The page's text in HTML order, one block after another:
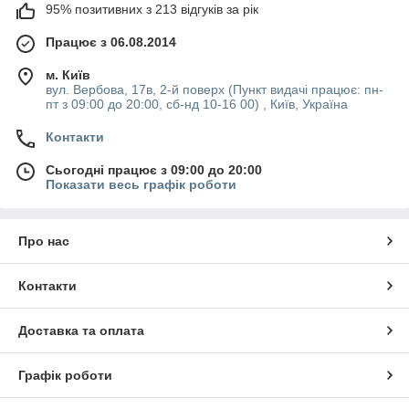
предназначения, в том числе и тэны для хлебопечек. Данная
механизма, поэтому к ее выбору необходимо подходить
Если вы не можете
самостоятельно определиться
консультантам нашего
магазина, которые подберут для вас наиболее оптимальную
максимально швидкі терміни, завдяки якісній роботі служби
доставки магазину. Тепер ви можете купити тен для
хлібопічки не тільки вигідно, але і максимально швидко.
95% позитивних з 213 відгуків за рік
Працює з 06.08.2014
м. Київ
вул. Вербова, 17в, 2-й поверх (Пункт видачі працює: пн-
пт з 09:00 до 20:00, сб-нд 10-16 00) , Київ, Україна
Контакти
Сьогодні працює з 09:00 до 20:00
Показати весь графік роботи
Про нас
Контакти
Доставка та оплата
Графік роботи